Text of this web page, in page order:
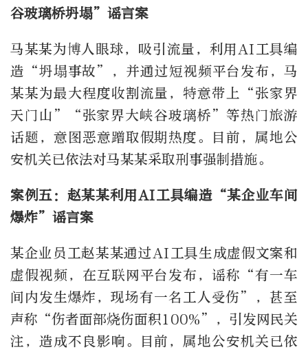
谷玻璃桥坍塌”谣言案
马某某为博人眼球，吸引流量，利用AI工具编
造“坍塌事故”，并通过短视频平台发布，马
某某为最大程度收割流量，特意带上“张家界
天门山”“张家界大峡谷玻璃桥”等热门旅游
话题，意图恶意蹭取假期热度。目前，属地公
安机关已依法对马某某采取刑事强制措施。
案例五：赵某某利用AI工具编造“某企业车间
爆炸”谣言案
某企业员工赵某某通过AI工具生成虚假文案和
虚假视频，在互联网平台发布，谣称“有一车
间内发生爆炸，现场有一名工人受伤”，甚至
声称“伤者面部烧伤面积100%”，引发网民关
注，造成不良影响。目前，属地公安机关已依